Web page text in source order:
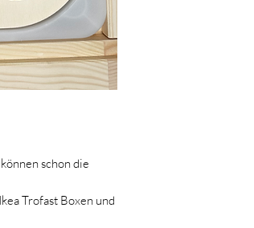
schon die
Trofast Boxen und